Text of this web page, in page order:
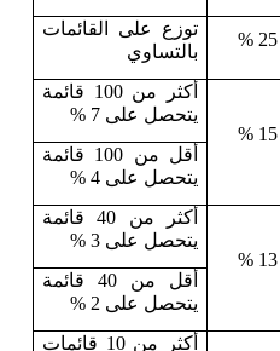
25 %
توزع على القائمات
بالتساوي
15 %
أكثر من 100 قائمة
يتحصل على 7 %
أقل من 100 قائمة
يتحصل على 4 %
13 %
أكثر من 40 قائمة
يتحصل على 3 %
أقل من 40 قائمة
يتحصل على 2 %
أكثر من 10 قائمات